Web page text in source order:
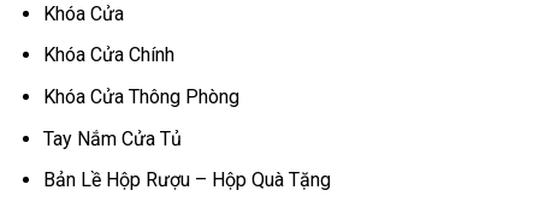
Khóa Cửa
Khóa Cửa Chính
Khóa Cửa Thông Phòng
Tay Nắm Cửa Tủ
Bản Lề Hộp Rượu – Hộp Quà Tặng